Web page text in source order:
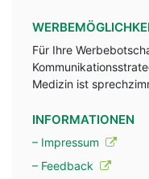
Für Ihre
Medizin ist
INFORMATIONEN
– Impressum
– Feedback